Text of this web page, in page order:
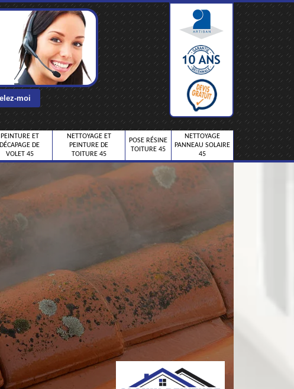
PEINTURE ET
DÉCAPAGE DE
VOLET 45
NETTOYAGE ET
PEINTURE DE
TOITURE 45
POSE RÉSINE
TOITURE 45
NETTOYAGE
PANNEAU SOLAIRE
45